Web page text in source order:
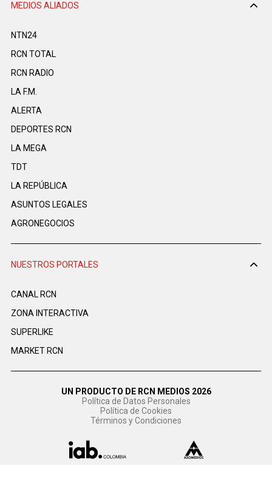
MEDIOS ALIADOS
NTN24
RCN TOTAL
RCN RADIO
LA F.M.
ALERTA
DEPORTES RCN
LA MEGA
TDT
LA REPÚBLICA
ASUNTOS LEGALES
AGRONEGOCIOS
NUESTROS PORTALES
CANAL RCN
ZONA INTERACTIVA
SUPERLIKE
MARKET RCN
UN PRODUCTO DE RCN MEDIOS 2026
Política de Datos Personales
Política de Cookies
Términos y Condiciones